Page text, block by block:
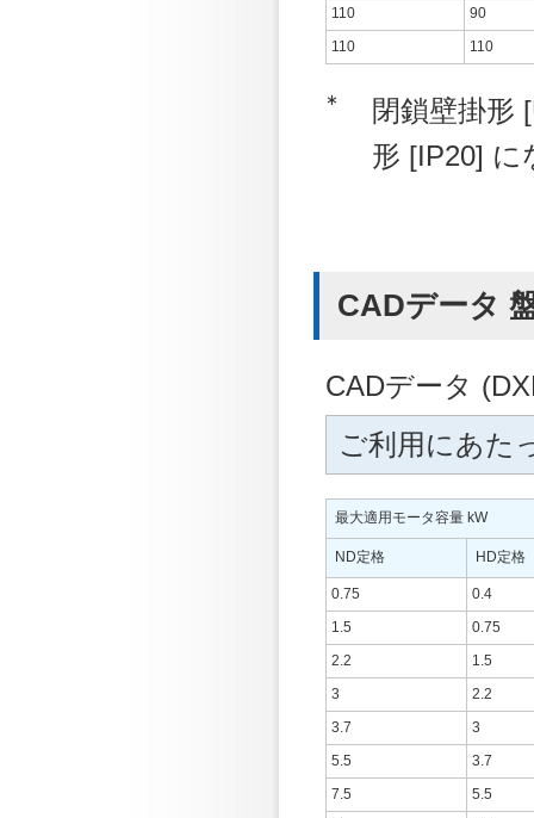
110
90
110
110
∗
閉鎖壁掛形
形 [IP20] に
CADデータ
CADデータ
ご利用にあた
最大適用モータ容量 kW
ND定格 HD定格
0.75
0.4
1.5
0.75
2.2
1.5
3
2.2
3.7
3
5.5
3.7
7.5
5.5